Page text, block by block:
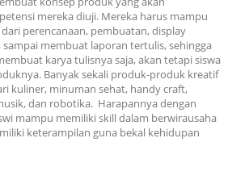
mereka diuji. Mereka harus mampu
perencanaan, pembuatan, display
membuat laporan tertulis, sehingga
karya tulisnya saja, akan tetapi siswa
Banyak sekali produk-produk kreatif
kuliner, minuman sehat, handy craft,
dan robotika. Harapannya dengan
mampu memiliki skill dalam berwirausaha
keterampilan guna bekal kehidupan